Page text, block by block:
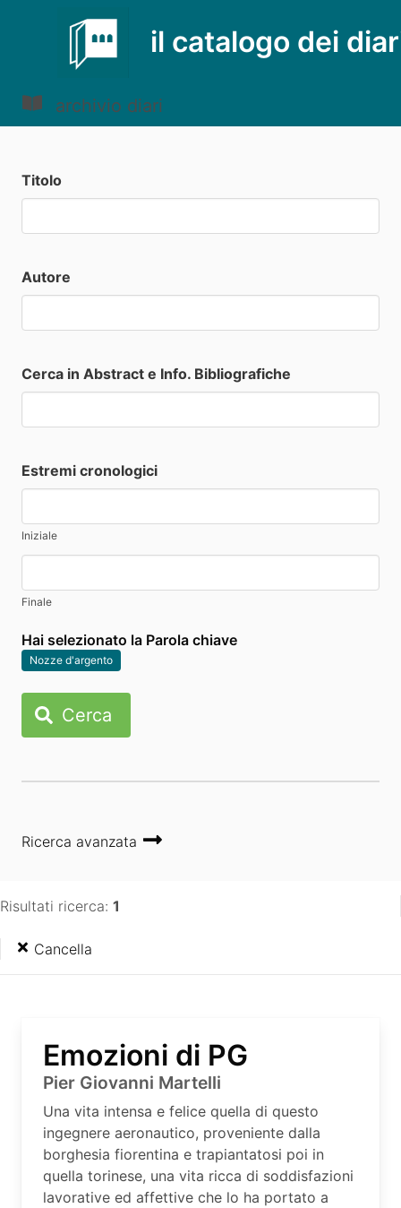
il catalogo dei
archivio diari
Titolo
Autore
Cerca in Abstract e Info. Bibliografiche
Estremi cronologici
Iniziale
Finale
Hai selezionato la Parola chiave
Nozze d'argento
Cerca
Ricerca avanzata
Risultati ricerca: 1
Cancella
Emozioni di PG
Pier Giovanni Martelli
Una vita intensa e felice quella di questo
ingegnere aeronautico, proveniente dalla
borghesia fiorentina e trapiantatosi poi in
quella torinese, una vita ricca di soddisfazioni
lavorative ed affettive che lo ha portato a